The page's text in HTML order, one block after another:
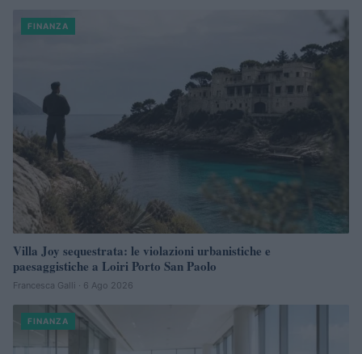
FINANZA
Villa Joy sequestrata: le violazioni urbanistiche e
paesaggistiche a Loiri Porto San Paolo
Francesca Galli · 6 Ago 2026
FINANZA